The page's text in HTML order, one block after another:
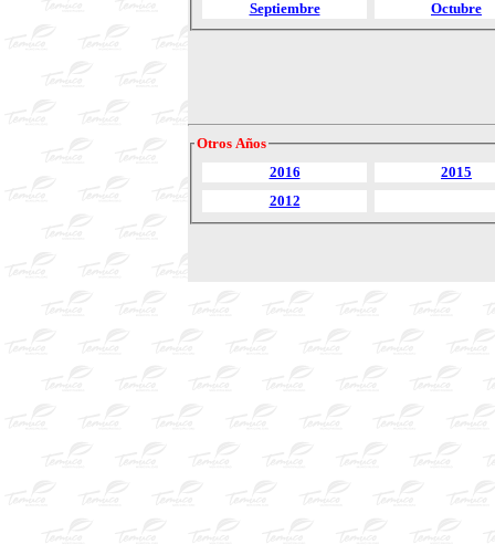
Septiembre
Octubre
Otros Años
2016
2015
2012